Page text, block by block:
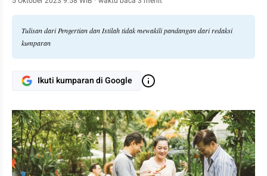
Tulisan dari Pengertian dan Istilah tidak mewakili pandangan dari redaksi
kumparan
Ikuti kumparan di Google